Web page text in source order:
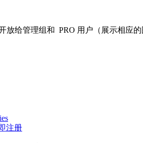
放给管理组和 PRO 用户（展示相应
注册